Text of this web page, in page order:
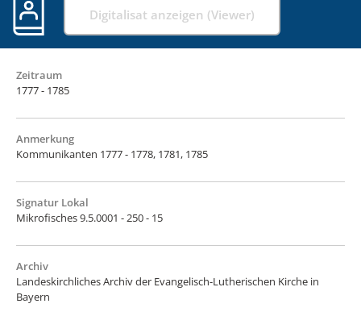
Digitalisat anzeigen (Viewer)
Zeitraum
1777 - 1785
Anmerkung
Kommunikanten 1777 - 1778, 1781, 1785
Signatur Lokal
Mikrofisches 9.5.0001 - 250 - 15
Archiv
Landeskirchliches Archiv der Evangelisch-Lutherischen Kirche in
Bayern